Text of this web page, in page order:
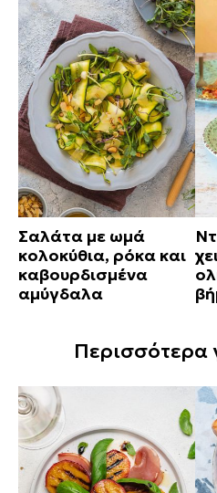
Σαλάτα με ωμά
κολοκύθια, ρόκα και
καβουρδισμένα
αμύγδαλα
Περισσότερα